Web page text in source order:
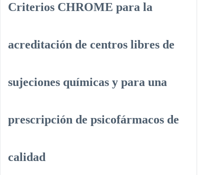
Criterios CHROME para la
acreditación de centros libres de
sujeciones químicas y para una
prescripción de psicofármacos de
calidad